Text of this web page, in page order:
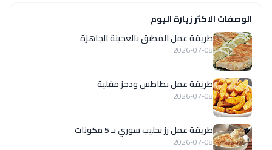
الوصفات الاكثر زيارة اليوم
طريقة عمل المطبق بالعجينة الجاهزة
2026-07-08
طريقة عمل بطاطس ودجز مقلية
2026-07-08
طريقة عمل رز بحليب سوري بـ 5 مكونات
2026-07-08